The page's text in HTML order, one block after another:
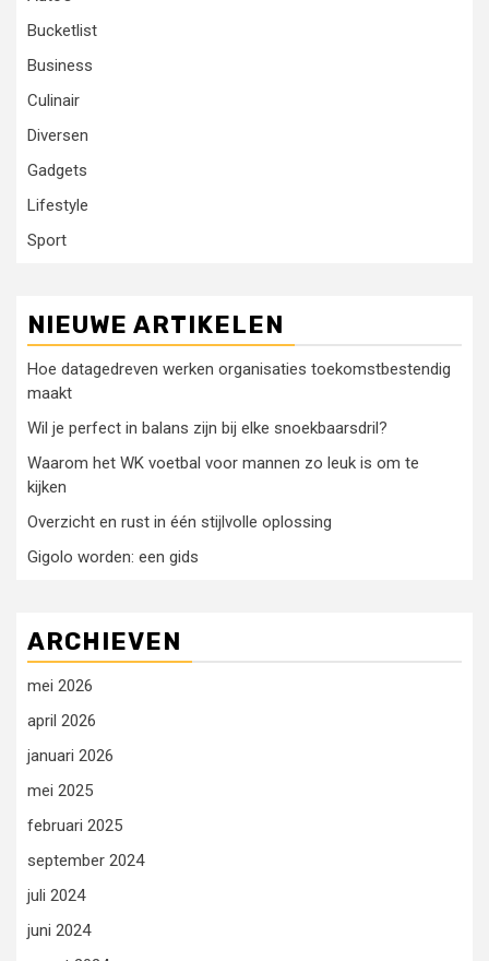
Bucketlist
Business
Culinair
Diversen
Gadgets
Lifestyle
Sport
NIEUWE ARTIKELEN
Hoe datagedreven werken organisaties toekomstbestendig
maakt
Wil je perfect in balans zijn bij elke snoekbaarsdril?
Waarom het WK voetbal voor mannen zo leuk is om te
kijken
Overzicht en rust in één stijlvolle oplossing
Gigolo worden: een gids
ARCHIEVEN
mei 2026
april 2026
januari 2026
mei 2025
februari 2025
september 2024
juli 2024
juni 2024